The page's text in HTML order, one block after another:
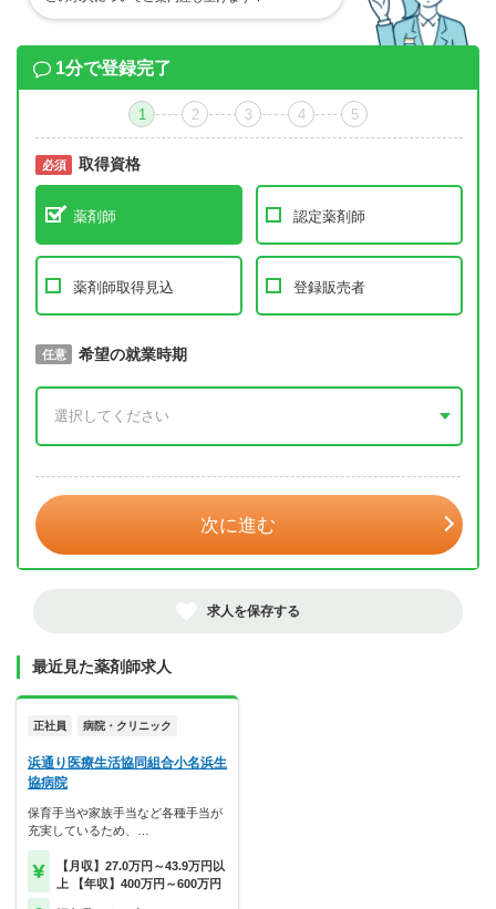
1分で登録完了
1 2 3 4 5
必須 取得資格
薬剤師 認定薬剤師
薬剤師取得見込 登録販売者
必須 取得予定年
任意 希望の就業時期
次に進む
求人を保存する
最近見た薬剤師求人
正社員 病院・クリニック
浜通り医療生活協同組合小名浜生
協病院
保育手当や家族手当など各種手当が
充実しているため、…
【月収】27.0万円～43.9万円以
上 【年収】400万円～600万円